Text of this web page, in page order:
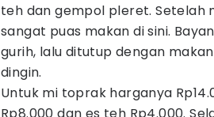
teh dan gempol pleret. Setelah
sangat puas makan di sini.
gurih, lalu ditutup dengan
dingin.
Untuk mi toprak harganya